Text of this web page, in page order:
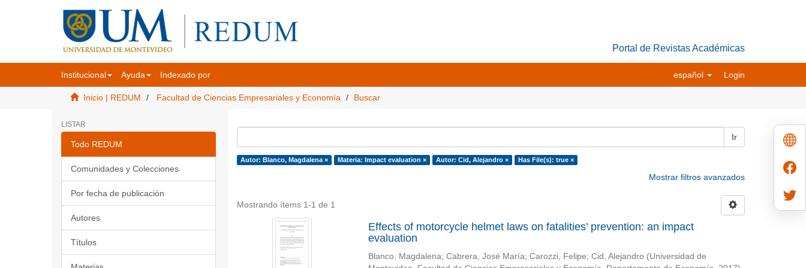
Portal de Revistas Académicas
Institucional Ayuda Indexado por español Login
Inicio | REDUM Facultad de Ciencias Empresariales y Economía Buscar
LISTAR
Todo REDUM
Comunidades y Colecciones
Por fecha de publicación
Autores
Títulos
Ir
Autor: Blanco, Magdalena × Materia: Impact evaluation × Autor: Cid, Alejandro × Has File(s): true ×
Mostrar filtros avanzados
Mostrando ítems 1-1 de 1
Effects of motorcycle helmet laws on fatalities’ prevention: an impact
evaluation
Blanco, Magdalena; Cabrera, José María; Carozzi, Felipe; Cid, Alejandro (Universidad de